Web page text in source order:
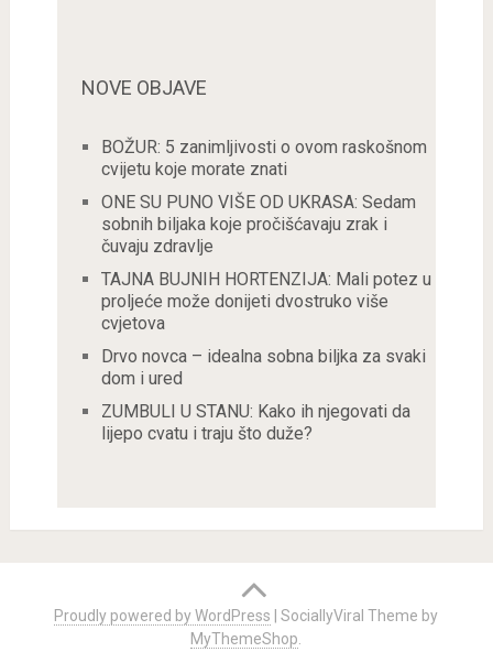
NOVE OBJAVE
BOŽUR: 5 zanimljivosti o ovom raskošnom
cvijetu koje morate znati
ONE SU PUNO VIŠE OD UKRASA: Sedam
sobnih biljaka koje pročišćavaju zrak i
čuvaju zdravlje
TAJNA BUJNIH HORTENZIJA: Mali potez u
proljeće može donijeti dvostruko više
cvjetova
Drvo novca – idealna sobna biljka za svaki
dom i ured
ZUMBULI U STANU: Kako ih njegovati da
lijepo cvatu i traju što duže?
Proudly powered by WordPress |SociallyViral Theme by
MyThemeShop